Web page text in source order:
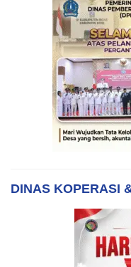
DINAS KOPERASI